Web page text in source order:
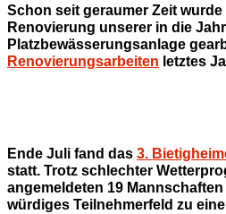
Schon seit geraumer Zeit
Renovierung unserer in die
Platzbewässerungsanlage
Renovierungsarbeiten letztes
Ende Juli fand das 3.
statt. Trotz schlechter
angemeldeten 19
würdiges Teilnehmerfeld zu